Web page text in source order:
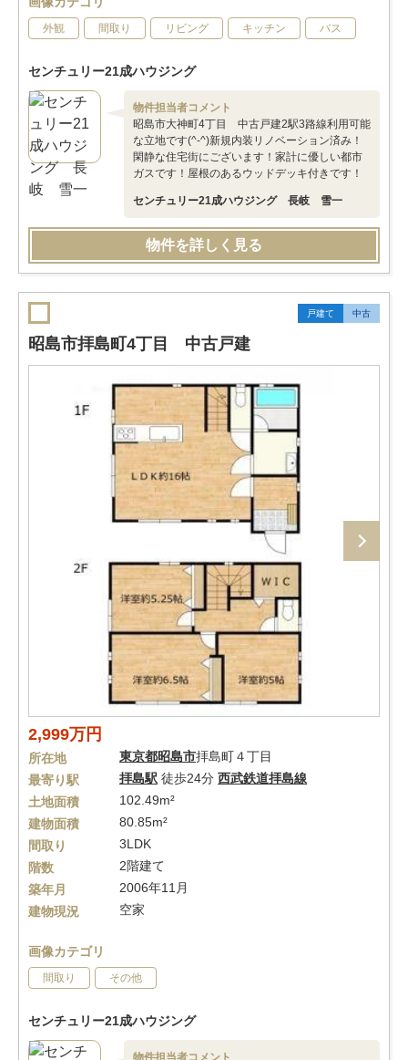
外観 間取り リビング キッチン バス
センチュリー21成ハウジング
物件担当者コメント
昭島市大神町4丁目 中古戸建2駅3路線利用可能
な立地です(^-^)新規内装リノベーション済み！
閑静な住宅街にございます！家計に優しい都市
ガスです！屋根のあるウッドデッキ付きです！
センチュリー21成ハウジング 長岐 雪一
物件を詳しく見る
戸建て 中古
昭島市拝島町4丁目 中古戸建
2,999万円
所在地 東京都昭島市拝島町４丁目
最寄り駅
拝島駅 徒歩24分 西武鉄道拝島線
土地面積
102.49m²
建物面積
80.85m²
間取り
3LDK
階数
2階建て
築年月
2006年11月
建物現況
空家
画像カテゴリ
間取り その他
センチュリー21成ハウジング
物件担当者コメント